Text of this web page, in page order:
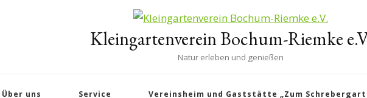
Kleingartenverein Bochum-Riemke
Natur erleben und genießen
Über uns Service Vereinsheim und Gaststätte „Zum